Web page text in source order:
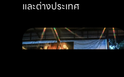
และต่างประเทศ